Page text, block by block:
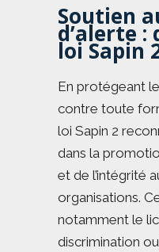
Soutien
d’alerte
loi Sapin
En protégeant
contre toute
loi Sapin 2
dans la
et de l’intégrité
organisations.
notamment le
discrimination